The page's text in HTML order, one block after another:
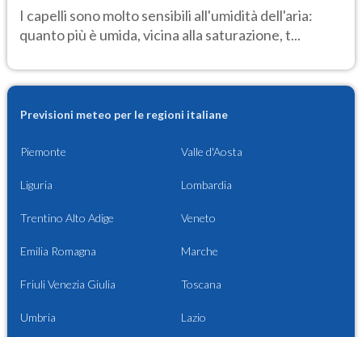
I capelli sono molto sensibili all'umidità dell'aria:
quanto più è umida, vicina alla saturazione, t...
Previsioni meteo per le regioni italiane
Piemonte Valle d'Aosta
Liguria Lombardia
Trentino Alto Adige Veneto
Emilia Romagna Marche
Friuli Venezia Giulia Toscana
Umbria Lazio